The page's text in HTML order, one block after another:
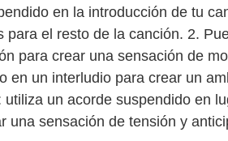
en la introducción de tu
para el resto de la canción. 2.
para crear una sensación de
en un interludio para crear un
utiliza un acorde suspendido en
una sensación de tensión y